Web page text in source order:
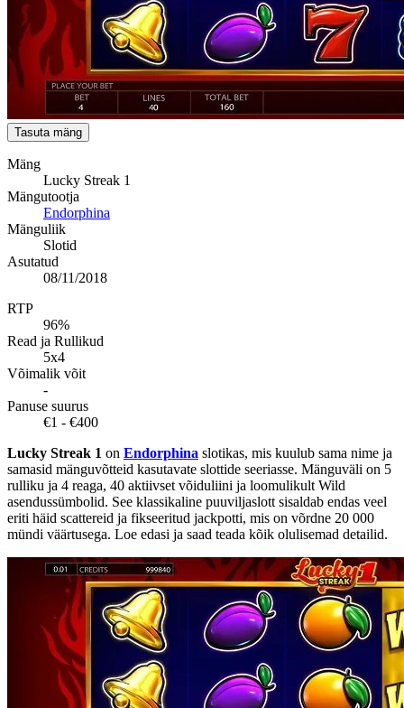
Tasuta mäng
Mäng
Lucky Streak 1
Mängutootja
Endorphina
Mänguliik
Slotid
Asutatud
08/11/2018
RTP
96%
Read ja Rullikud
5x4
Võimalik võit
-
Panuse suurus
€1 - €400
Lucky Streak 1 on Endorphina slotikas, mis kuulub sama nime ja
samasid mänguvõtteid kasutavate slottide seeriasse. Mänguväli on 5
rulliku ja 4 reaga, 40 aktiivset võiduliini ja loomulikult Wild
asendussümbolid. See klassikaline puuviljaslott sisaldab endas veel
eriti häid scattereid ja fikseeritud jackpotti, mis on võrdne 20 000
mündi väärtusega. Loe edasi ja saad teada kõik olulisemad detailid.